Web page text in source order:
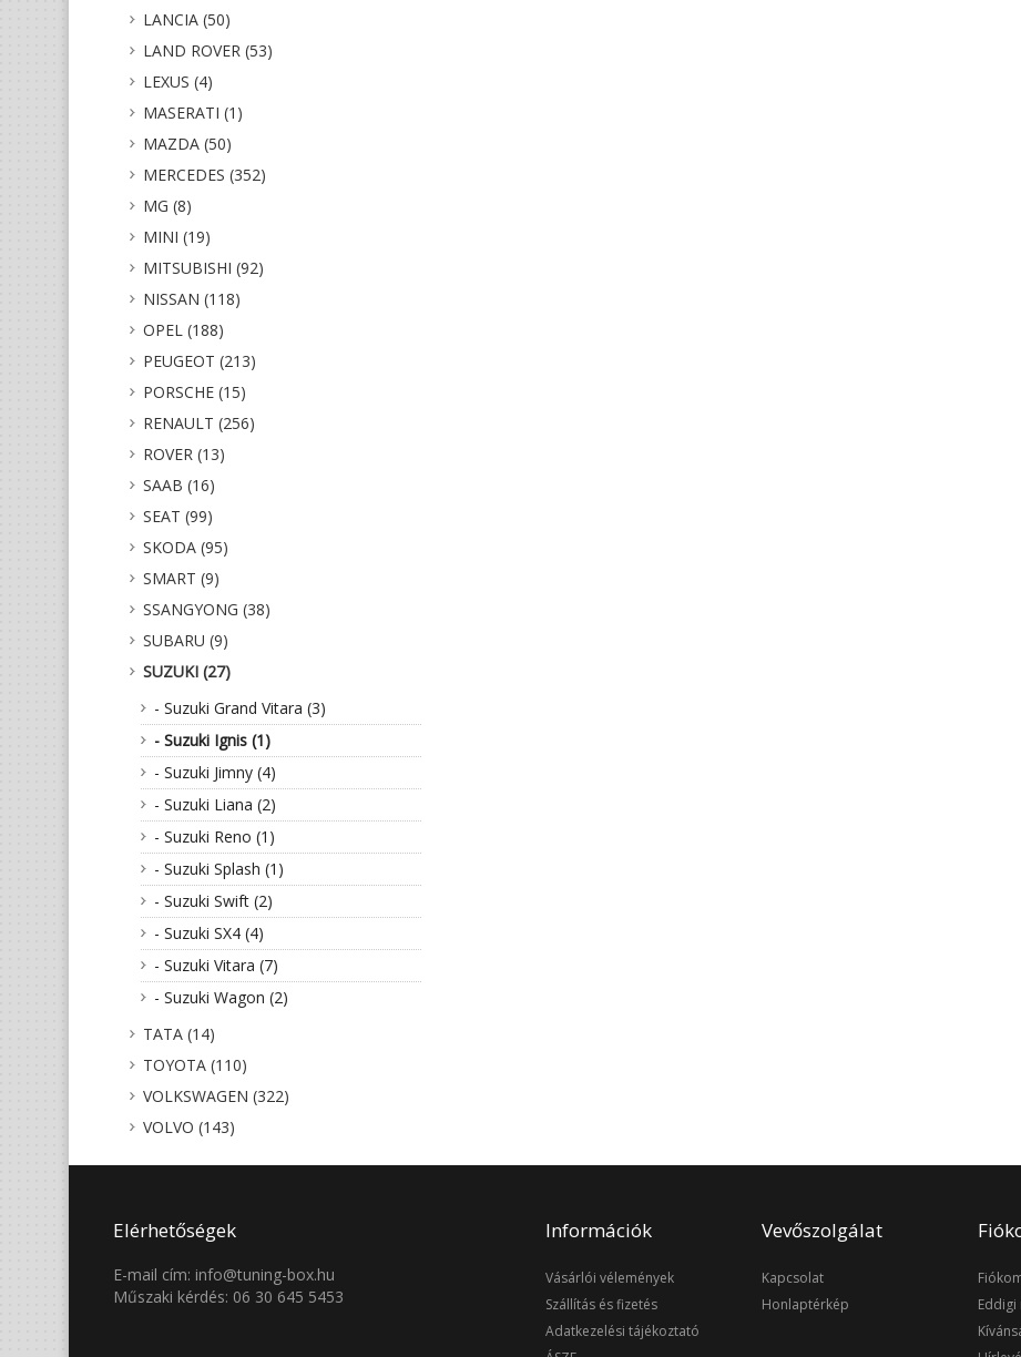
LANCIA (50)
LAND ROVER (53)
LEXUS (4)
MASERATI (1)
MAZDA (50)
MERCEDES (352)
MG (8)
MINI (19)
MITSUBISHI (92)
NISSAN (118)
OPEL (188)
PEUGEOT (213)
PORSCHE (15)
RENAULT (256)
ROVER (13)
SAAB (16)
SEAT (99)
SKODA (95)
SMART (9)
SSANGYONG (38)
SUBARU (9)
SUZUKI (27)
- Suzuki Grand Vitara (3)
- Suzuki Ignis (1)
- Suzuki Jimny (4)
- Suzuki Liana (2)
- Suzuki Reno (1)
- Suzuki Splash (1)
- Suzuki Swift (2)
- Suzuki SX4 (4)
- Suzuki Vitara (7)
- Suzuki Wagon (2)
TATA (14)
TOYOTA (110)
VOLKSWAGEN (322)
VOLVO (143)
Elérhetőségek
E-mail cím: info@tuning-box.hu
Műszaki kérdés: 06 30 645 5453
Információk
Vásárlói vélemények
Szállítás és fizetés
Adatkezelési tájékoztató
Vevőszolgálat
Kapcsolat
Honlaptérkép